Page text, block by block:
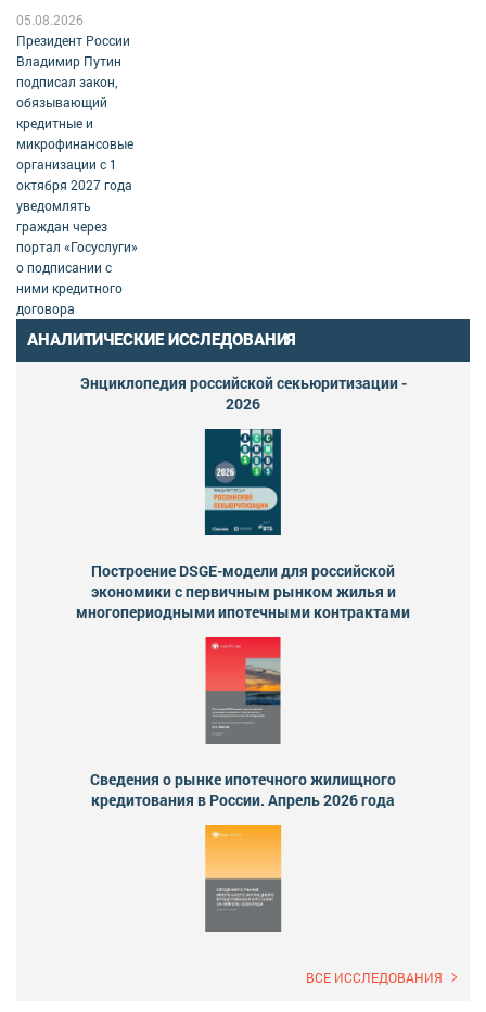
05.08.2026
Президент России
Владимир Путин
подписал закон,
обязывающий
кредитные и
микрофинансовые
организации с 1
октября 2027 года
уведомлять
граждан через
портал «Госуслуги»
о подписании с
ними кредитного
договора
АНАЛИТИЧЕСКИЕ ИССЛЕДОВАНИЯ
Энциклопедия российской секьюритизации -
2026
Построение DSGE-модели для российской
экономики с первичным рынком жилья и
многопериодными ипотечными контрактами
Сведения о рынке ипотечного жилищного
кредитования в России. Апрель 2026 года
ВСЕ ИССЛЕДОВАНИЯ